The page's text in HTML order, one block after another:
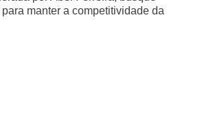
manter a competitividade da